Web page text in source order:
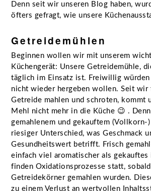
Denn seit wir unseren Blog haben,
öfters gefragt, wie unsere
Getreidemühlen
Beginnen wollen wir mit unserem
Küchengerät: Unsere Getreidemühle,
täglich im Einsatz ist. Freiwillig
nicht wieder hergeben wollen. Seit wir
Getreide mahlen und schroten, kommt
Mehl nicht mehr in die Küche 😉 .
gemahlenem und gekauftem
riesiger Unterschied, was Geschmack
Gesundheitswert betrifft. Frisch
einfach viel aromatischer als gekauftes
finden Oxidationsprozesse statt,
Getreidekörner gemahlen wurden.
zu einem Verlust an wertvollen